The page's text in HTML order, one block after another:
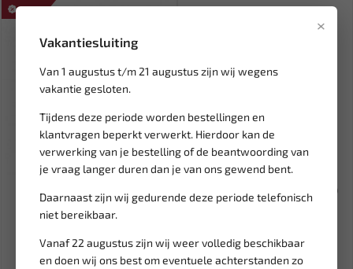
×
Vakantiesluiting
Van 1 augustus t/m 21 augustus zijn wij wegens
vakantie gesloten.
Tijdens deze periode worden bestellingen en
klantvragen beperkt verwerkt. Hierdoor kan de
verwerking van je bestelling of de beantwoording van
je vraag langer duren dan je van ons gewend bent.
Daarnaast zijn wij gedurende deze periode telefonisch
niet bereikbaar.
Vanaf 22 augustus zijn wij weer volledig beschikbaar
en doen wij ons best om eventuele achterstanden zo
SALE!
Leverbaar
30-kant GM / Ford 6317...
11,26
13,25
Ex. btw: € 9,31
Leverbaar
Steekzekering mini 3A (5 st.)
BL-SF7003
4,15
Ex. btw: € 3,43